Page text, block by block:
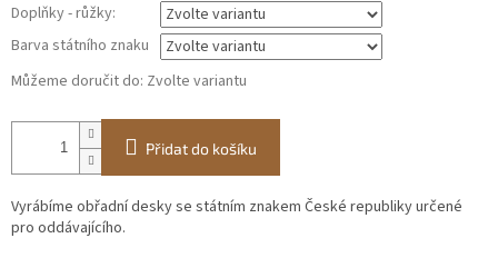
Doplňky - růžky:
Barva státního znaku
Můžeme doručit do: Zvolte variantu
Přidat do košíku
Vyrábíme obřadní desky se státním znakem České republiky určené
pro oddávajícího.